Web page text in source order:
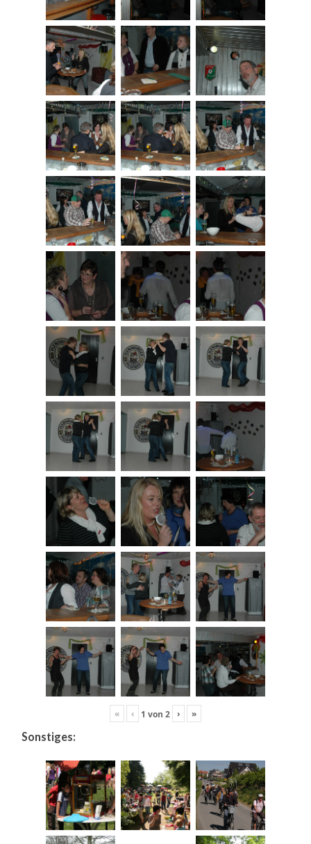
« ‹ 1 von 2 › »
Sonstiges: